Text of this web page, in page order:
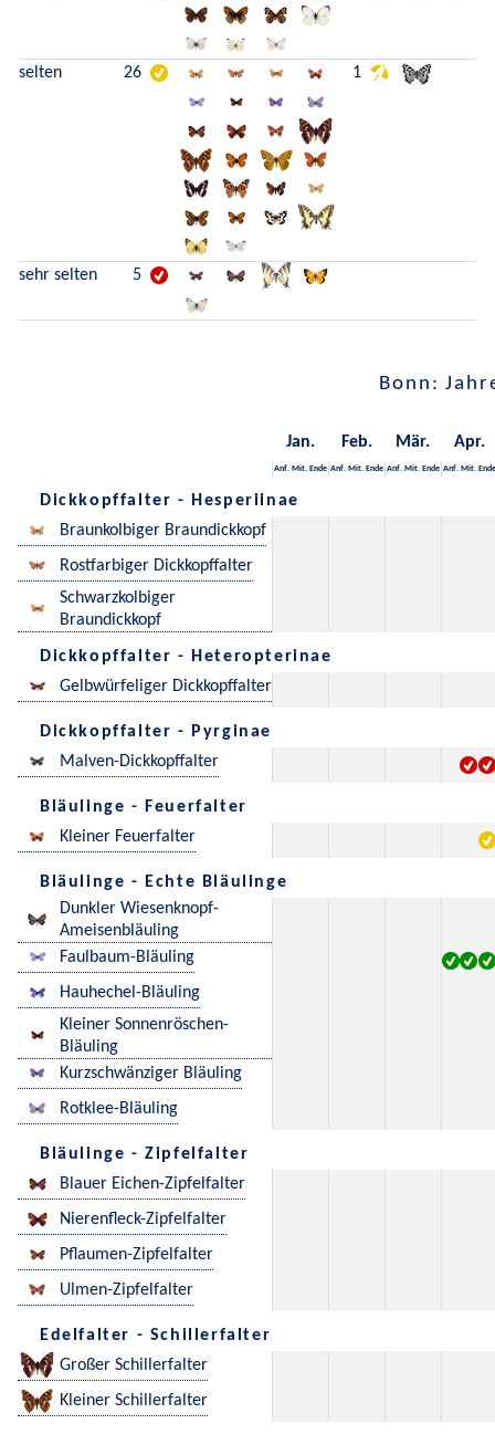
selten 26 1
sehr selten 5
Bonn:
Jan. Feb. Mär. Apr.
Anf. Mit. Ende Anf. Mit. Ende Anf. Mit. Ende Anf. Mit. Ende
Dickkopffalter - Hesperiinae
Braunkolbiger Braundickkopf
Rostfarbiger Dickkopffalter
Schwarzkolbiger
Braundickkopf
Dickkopffalter - Heteropterinae
Gelbwürfeliger Dickkopffalter
Dickkopffalter - Pyrginae
Malven-Dickkopffalter
Bläulinge - Feuerfalter
Kleiner Feuerfalter
Bläulinge - Echte Bläulinge
Dunkler Wiesenknopf-
Ameisenbläuling
Faulbaum-Bläuling
Hauhechel-Bläuling
Kleiner Sonnenröschen-
Bläuling
Kurzschwänziger Bläuling
Rotklee-Bläuling
Bläulinge - Zipfelfalter
Blauer Eichen-Zipfelfalter
Nierenfleck-Zipfelfalter
Pflaumen-Zipfelfalter
Ulmen-Zipfelfalter
Edelfalter - Schillerfalter
Großer Schillerfalter
Kleiner Schillerfalter